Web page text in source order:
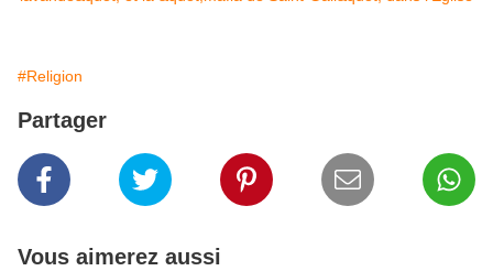
#Religion
Partager
Vous aimerez aussi